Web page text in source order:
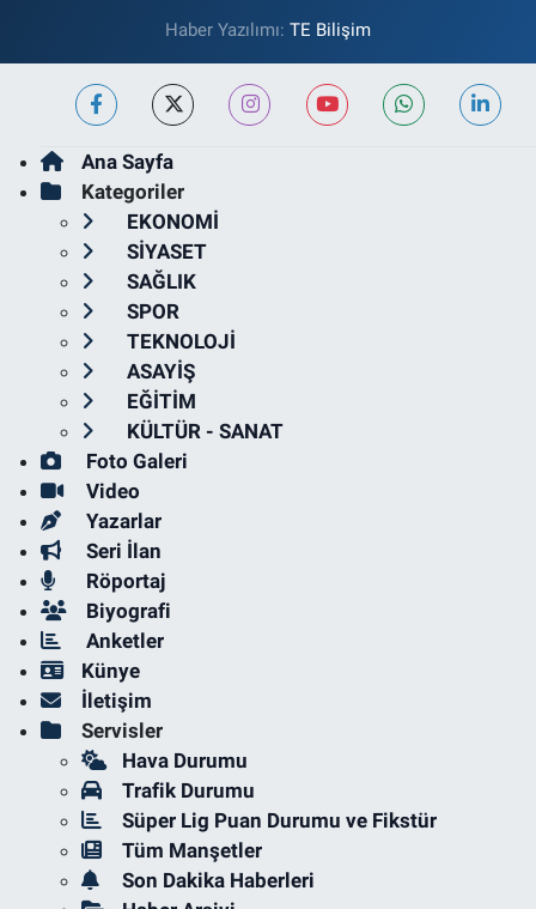
Haber Yazılımı: TE Bilişim
Ana Sayfa
Kategoriler
EKONOMİ
SİYASET
SAĞLIK
SPOR
TEKNOLOJİ
ASAYİŞ
EĞİTİM
KÜLTÜR - SANAT
Foto Galeri
Video
Yazarlar
Seri İlan
Röportaj
Biyografi
Anketler
Künye
İletişim
Servisler
Hava Durumu
Trafik Durumu
Süper Lig Puan Durumu ve Fikstür
Tüm Manşetler
Son Dakika Haberleri